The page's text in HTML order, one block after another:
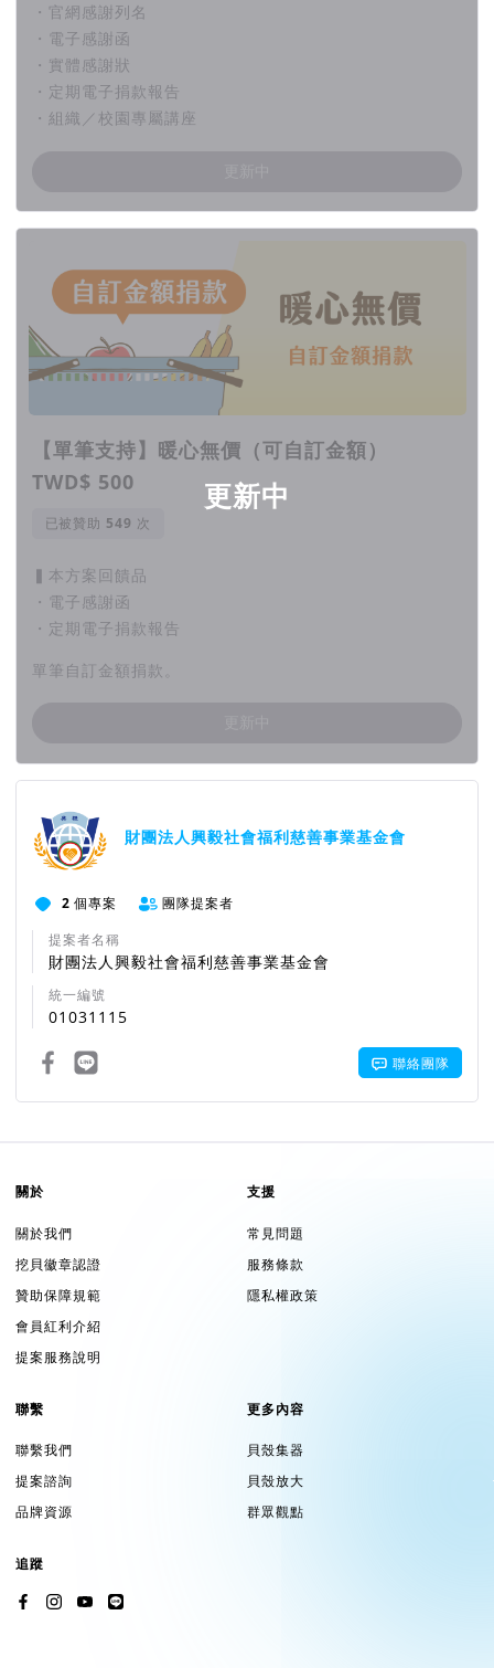
財團法人興毅社會福利慈善事業基金會
2 個專案
團隊提案者
提案者名稱
財團法人興毅社會福利慈善事業基金會
統一編號
01031115
聯絡團隊
・官網感謝列名
・電子感謝函
・實體感謝狀
・定期電子捐款報告
・組織／校園專屬講座
更新中
【單筆支持】暖心無價（可自訂金額）
TWD$ 500
已被贊助 次
▍本方案回饋品
・電子感謝函
・定期電子捐款報告
單筆自訂金額捐款。
關於
關於我們
挖貝徽章認證
贊助保障規範
會員紅利介紹
提案服務說明
支援
常見問題
服務條款
隱私權政策
聯繫
聯繫我們
提案諮詢
品牌資源
更多內容
貝殼集器
貝殼放大
群眾觀點
追蹤